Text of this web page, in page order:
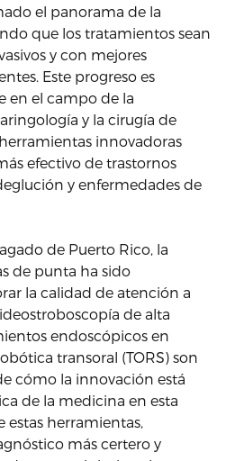
el panorama de la
que los tratamientos sean
y con mejores
Este progreso es
en el campo de la
y la cirugía de
innovadoras
efectivo de trastornos
y enfermedades de
de Puerto Rico, la
de punta ha sido
la calidad de atención a
de alta
endoscópicos en
transoral (TORS) son
cómo la innovación está
de la medicina en esta
estas herramientas,
más certero y